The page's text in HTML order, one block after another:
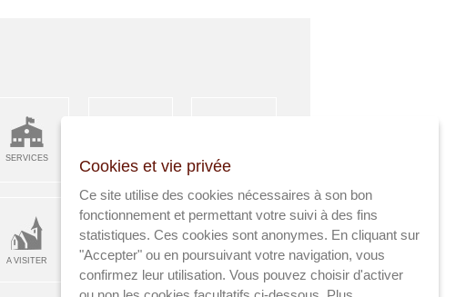
SERVICES HÉBERGEMENT
ACTIVITÉS
SPORTIVES
A VISITER SANTÉ AGRICULTEURS
Cookies et vie privée
Ce site utilise des cookies nécessaires à son bon
fonctionnement et permettant votre suivi à des fins
statistiques. Ces cookies sont anonymes. En cliquant sur
"Accepter" ou en poursuivant votre navigation, vous
confirmez leur utilisation. Vous pouvez choisir d'activer